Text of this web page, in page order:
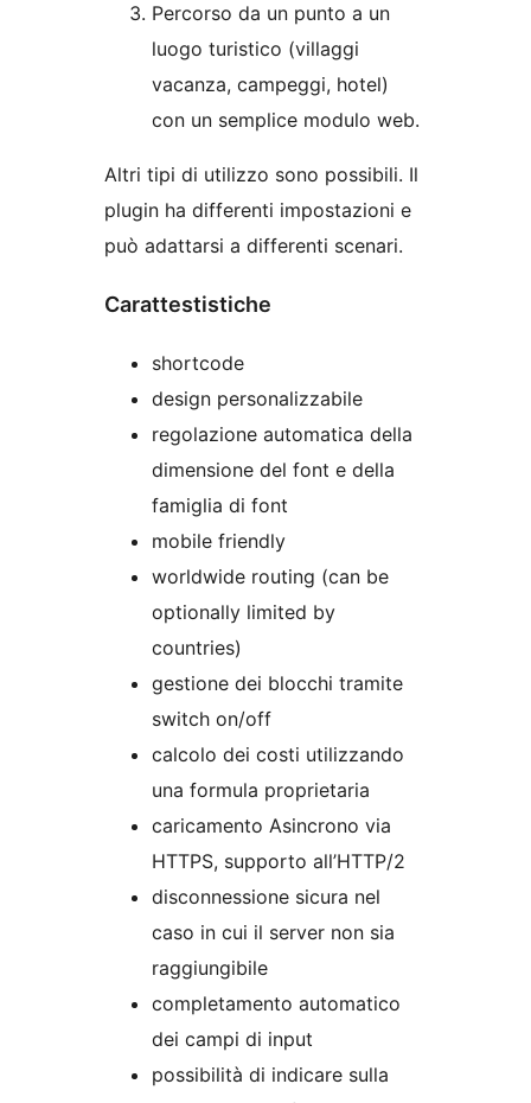
Percorso da un punto a un
luogo turistico (villaggi
vacanza, campeggi, hotel)
con un semplice modulo web.
Altri tipi di utilizzo sono possibili. Il
plugin ha differenti impostazioni e
può adattarsi a differenti scenari.
Carattestistiche
shortcode
design personalizzabile
regolazione automatica della
dimensione del font e della
famiglia di font
mobile friendly
worldwide routing (can be
optionally limited by
countries)
gestione dei blocchi tramite
switch on/off
calcolo dei costi utilizzando
una formula proprietaria
caricamento Asincrono via
HTTPS, supporto all’HTTP/2
disconnessione sicura nel
caso in cui il server non sia
raggiungibile
completamento automatico
dei campi di input
possibilità di indicare sulla